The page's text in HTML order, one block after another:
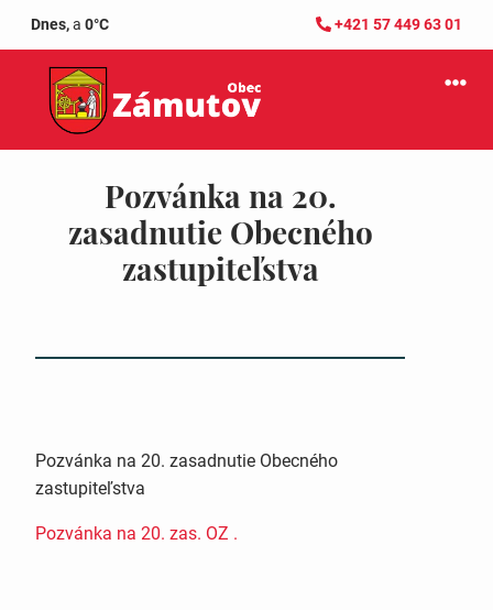
Dnes,a 0°C +421 57 449 63 01
Pozvánka na 20.
zasadnutie Obecného
zastupiteľstva
Pozvánka na 20. zasadnutie Obecného
zastupiteľstva
Pozvánka na 20. zas. OZ .